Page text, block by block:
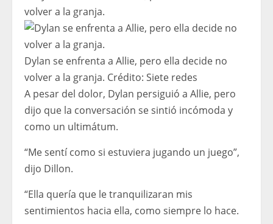
Dylan se enfrenta a Allie, pero ella decide no
volver a la granja. Crédito: Siete redes
A pesar del dolor, Dylan persiguió a Allie, pero
dijo que la conversación se sintió incómoda y
como un ultimátum.
“Me sentí como si estuviera jugando un juego”,
dijo Dillon.
“Ella quería que le tranquilizaran mis
sentimientos hacia ella, como siempre lo hace.